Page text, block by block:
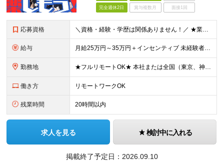
完全週休2日 賞与複数月 面接1回
応募資格 ＼資格・経験・学歴は関係ありません！／ ★業界・職種未経験歓迎！ ★第二新卒、既卒歓迎！ ★社会人未経験歓迎！ ―――――――――― こんな方におススメ！ ―――――――――― ◎ボードゲーム好き
給与 月給25万円～35万円＋インセンティブ 未経験者：月給25万円～＋インセンティブ 経験者：月給35万円～＋インセンティブ （※経験者は営業経験5年以上の方を想定） ※経験・スキルなどを考慮のうえ、
勤務地 ★フルリモートOK★ 本社または全国（東京、神奈川、千葉、埼玉、大阪）にあるオフィスの利用も可能です！ ＜本社住所＞ 東京都豊島区南池袋1-16-15リージャス5階 ＜大阪支社＞ 大阪府大阪市北区
働き方 リモートワークOK
残業時間 20時間以内
求人を見る 検討中に入れる
掲載終了予定日： 2026.09.10